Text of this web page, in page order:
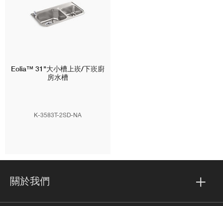
Eolia™
31"大小槽上崁/下崁廚
房水槽
K-3583T-2SD-NA
關於我們